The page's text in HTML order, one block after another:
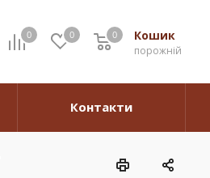
0 0 Кошик
0
порожній
0
Контакти